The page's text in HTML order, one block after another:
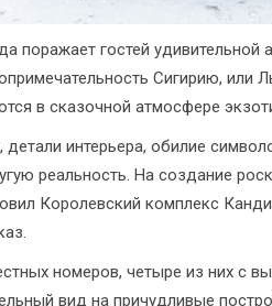
поражает гостей
Сигирию, или
в сказочной атмосфере
интерьера, обилие
реальность. На создание
Королевский комплекс
номеров, четыре из них с
вид на причудливые